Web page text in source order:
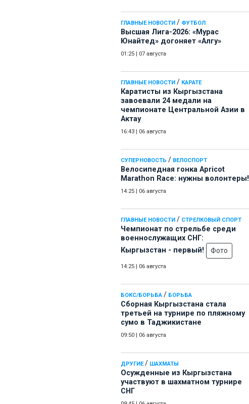
ГЛАВНЫЕ НОВОСТИ / ФУТБОЛ
Высшая Лига-2026: «Мурас
Юнайтед» догоняет «Алгу»
01:25 07 августа
ГЛАВНЫЕ НОВОСТИ / КАРАТЕ
Каратисты из Кыргызстана
завоевали 24 медали на
чемпионате Центральной Азии в
Актау
16:43 06 августа
СУПЕРНОВОСТЬ / ВЕЛОСПОРТ
Велосипедная гонка Apricot
Marathon Race: нужны волонтеры!
14:25 06 августа
ГЛАВНЫЕ НОВОСТИ / СТРЕЛКОВЫЙ СПОРТ
Чемпионат по стрельбе среди
военнослужащих СНГ:
Кыргызстан - первый!
Фото
14:25 06 августа
БОКС/БОРЬБА / БОРЬБА
Сборная Кыргызстана стала
третьей на турнире по пляжному
сумо в Таджикистане
09:50 06 августа
ДРУГИЕ/ ШАХМАТЫ
Осужденные из Кыргызстана
участвуют в шахматном турнире
СНГ